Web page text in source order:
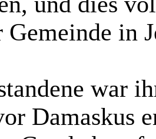
Gemeinde in
war
Damaskus